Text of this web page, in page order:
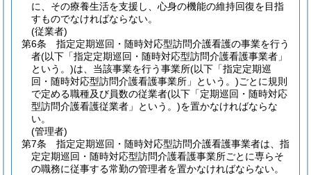
に、その療養生活を支援し、心身の機能の維持回復を目指
すものでなければならない。
(従業者)
第6条
指定定期巡回・随時対応型訪問介護看護の事業を行う
者(以下「指定定期巡回・随時対応型訪問介護看護事業者」
という。)は、当該事業を行う事業所(以下「指定定期巡
回・随時対応型訪問介護看護事業所」という。)ごとに規則
で定める職種及び員数の従業者(以下「定期巡回・随時対応
型訪問介護看護従業者」という。)を置かなければならな
い。
(管理者)
第7条
指定定期巡回・随時対応型訪問介護看護事業者は、指
定定期巡回・随時対応型訪問介護看護事業所ごとに専らそ
の職務に従事する常勤の管理者を置かなければならない。